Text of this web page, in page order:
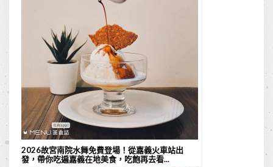
2026故宮南院水舞免費登場！從嘉義火車站出
發，帶你吃遍嘉義在地美食，吃飽再去看...